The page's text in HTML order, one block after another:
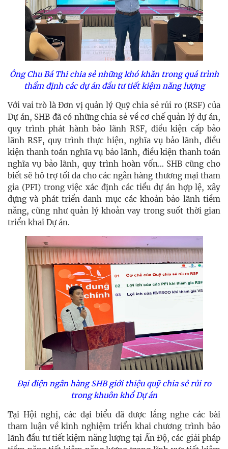
Ông Chu Bá Thi chia sẻ những khó khăn trong quá trình
thẩm định các dự án đầu tư tiết kiệm năng lượng
Với vai trò là Đơn vị quản lý Quỹ chia sẻ rủi ro (RSF) của
Dự án, SHB đã có những chia sẻ về cơ chế quản lý dự án,
quy trình phát hành bảo lãnh RSF, điều kiện cấp bảo
lãnh RSF, quy trình thực hiện, nghĩa vụ bảo lãnh, điều
kiện thanh toán nghĩa vụ bảo lãnh, điều kiện thanh toán
nghĩa vụ bảo lãnh, quy trình hoàn vốn… SHB cũng cho
biết sẽ hỗ trợ tối đa cho các ngân hàng thương mại tham
gia (PFI) trong việc xác định các tiểu dự án hợp lệ, xây
dựng và phát triển danh mục các khoản bảo lãnh tiềm
năng, cũng như quản lý khoản vay trong suốt thời gian
triển khai Dự án.
Đại điện ngân hàng SHB giới thiệu quỹ chia sẻ rủi ro
trong khuôn khổ Dự án
Tại Hội nghị, các đại biểu đã được lắng nghe các bài
tham luận về kinh nghiệm triển khai chương trình bảo
lãnh đầu tư tiết kiệm năng lượng tại Ấn Độ, các giải pháp